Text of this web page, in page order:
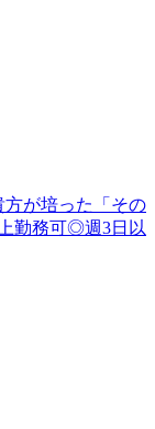
方が培った「その
勤務可◎週3日以